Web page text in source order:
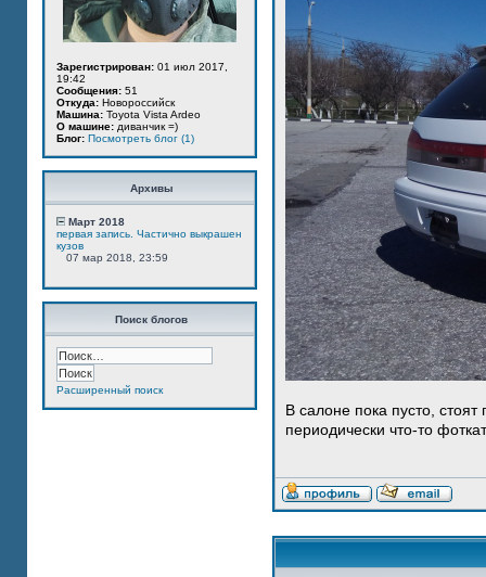
Зарегистрирован: 01 июл 2017,
19:42
Сообщения: 51
Откуда: Новороссийск
Машина: Toyota Vista Ardeo
О машине: диванчик =)
Блог: Посмотреть блог (1)
Архивы
Март 2018
первая запись. Частично выкрашен
кузов
07 мар 2018, 23:59
Поиск блогов
Расширенный поиск
В салоне пока пусто,
периодически что-то